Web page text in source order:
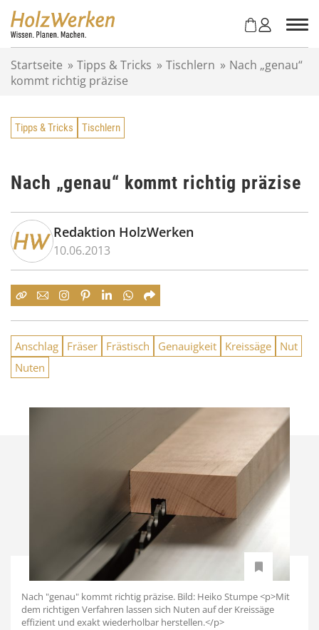
Startseite » Tipps & Tricks » Tischlern » Nach „genau“
kommt richtig präzise
Tipps & Tricks Tischlern
Nach „genau“ kommt richtig präzise
Redaktion HolzWerken
10.06.2013
Anschlag Fräser Frästisch Genauigkeit Kreissäge
Nut
Nuten
Nach "genau" kommt richtig präzise. Bild: Heiko Stumpe <p>Mit
dem richtigen Verfahren lassen sich Nuten auf der Kreissäge
effizient und exakt wiederholbar herstellen.</p>